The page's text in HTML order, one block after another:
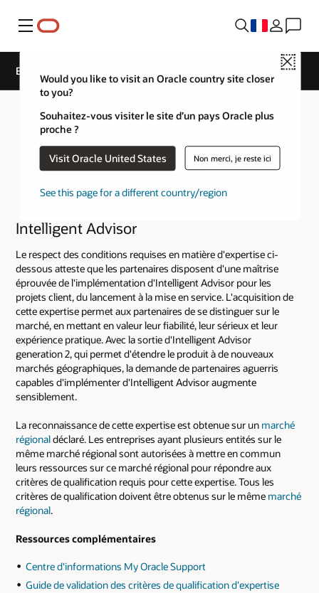
Menu
Close
Would you like to visit an Oracle country site closer
to you?
Souhaitez-vous visiter le site d’un pays Oracle plus
proche ?
Visit Oracle United States Non merci, je reste ici
See this page for a different country/region
Expertise de niveau Service Cloud
Intelligent Advisor
Le respect des conditions requises en matière d'expertise ci-
dessous atteste que les partenaires disposent d'une maîtrise
éprouvée de l'implémentation d'Intelligent Advisor pour les
projets client, du lancement à la mise en service. L'acquisition de
cette expertise permet aux partenaires de se distinguer sur le
marché, en mettant en valeur leur fiabilité, leur sérieux et leur
expérience pratique. Avec la sortie d'Intelligent Advisor
generation 2, qui permet d'étendre le produit à de nouveaux
marchés géographiques, la demande de partenaires aguerris
capables d'implémenter d'Intelligent Advisor augmente
sensiblement.
La reconnaissance de cette expertise est obtenue sur un marché
régionaldéclaré. Les entreprises ayant plusieurs entités sur le
même marché régional sont autorisées à mettre en commun
leurs ressources sur ce marché régional pour répondre aux
critères de qualification requis pour cette expertise. Tous les
critères de qualification doivent être obtenus sur le même marché
régional.
Ressources complémentaires
Centre d'informations My Oracle Support
Guide de validation des critères de qualification d'expertise